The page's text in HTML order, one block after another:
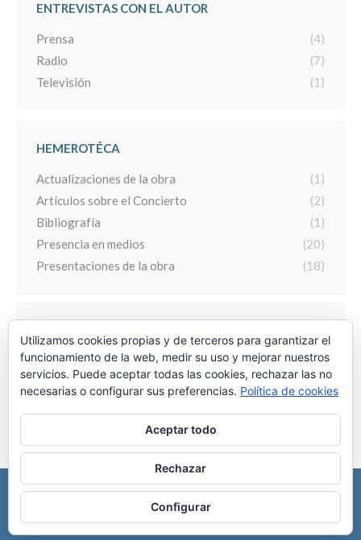
ENTREVISTAS CON EL AUTOR
Prensa
(4)
Radio
(7)
Televisión
(1)
HEMEROTÉCA
Actualizaciones de la obra
(1)
Artículos sobre el Concierto
(2)
Bibliografía
(1)
Presencia en medios
(20)
Presentaciones de la obra
(18)
Archivo
-----DONACIONES
Política de privacidad - Aviso Legal
l l
Utilizamos cookies propias y de terceros para garantizar el
funcionamiento de la web, medir su uso y mejorar nuestros
servicios. Puede aceptar todas las cookies, rechazar las no
necesarias o configurar sus preferencias. Política de cookies
Aceptar todo
Rechazar
Configurar